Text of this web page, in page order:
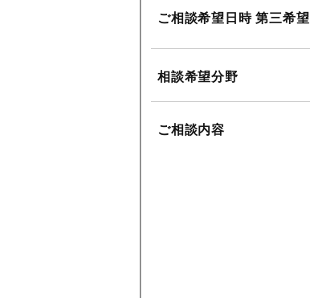
ご相談希望日時 第三希望
相談希望分野
ご相談内容